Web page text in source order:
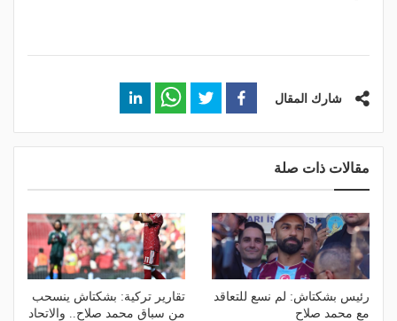
شارك المقال
مقالات ذات صلة
رئيس بشكتاش: لم نسع للتعاقد
مع محمد صلاح
تقارير تركية: بشكتاش ينسحب
من سباق محمد صلاح.. والاتحاد